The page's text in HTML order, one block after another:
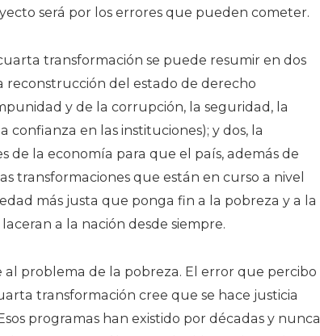
será por los errores que pueden cometer.
transformación se puede resumir en dos
reconstrucción del estado de derecho
y de la corrupción, la seguridad, la
en las instituciones); y dos, la
de la economía para que el país, además de
transformaciones que están en curso a nivel
más justa que ponga fin a la pobreza y a la
a la nación desde siempre.
al problema de la pobreza. El error que percibo
transformación cree que se hace justicia
programas han existido por décadas y nunca